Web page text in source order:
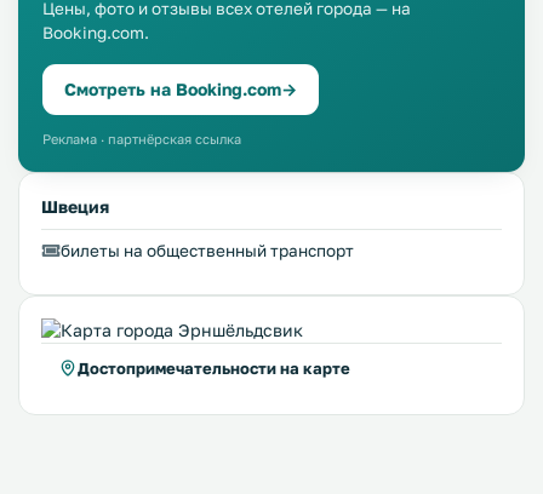
Цены, фото и отзывы всех отелей города — на
Booking.com.
Смотреть на Booking.com→
Реклама · партнёрская ссылка
Швеция
билеты на общественный транспорт
Достопримечательности на карте